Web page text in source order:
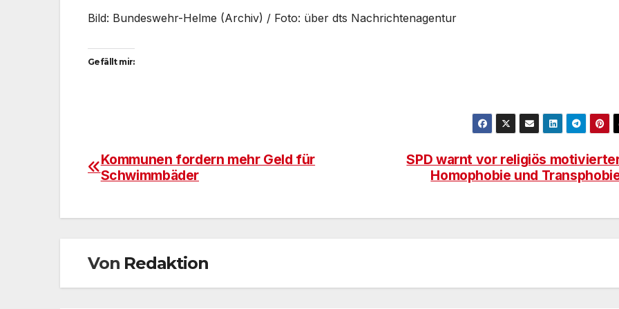
Bild: Bundeswehr-Helme (Archiv) / Foto: über dts Nachrichtenagentur
Gefällt mir:
Beitragsnavigation
SPD warnt vor religiös
Homophobie und
Kommunen fordern mehr Geld für
Schwimmbäder
Von Redaktion